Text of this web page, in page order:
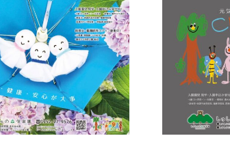
【広報誌】ワイヤーさが
2026年6月号に掲載しまし
た